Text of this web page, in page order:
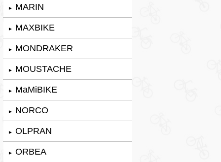
► MARIN
► MAXBIKE
► MONDRAKER
► MOUSTACHE
► MaMiBIKE
► NORCO
► OLPRAN
► ORBEA